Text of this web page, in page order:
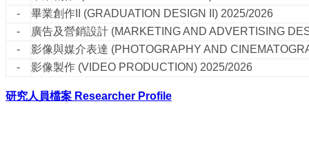
-
畢業創作II (GRADUATION DESIGN II) 2025/2026
-
廣告及營銷設計 (MARKETING AND ADVERTISING
-
影像與媒介表達 (PHOTOGRAPHY AND
-
影像製作 (VIDEO PRODUCTION) 2025/2026
研究人員檔案 Researcher Profile